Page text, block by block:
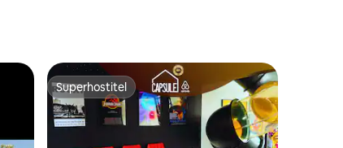
Superhostiteľ
Superhostiteľ